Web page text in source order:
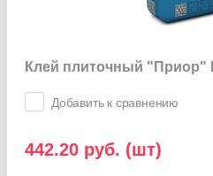
Клей плиточный "Приор"
Добавить к сравнению
442.20 руб. (шт)